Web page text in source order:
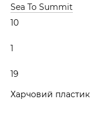
Sea To Summit
10
1
19
Харчовий пластик